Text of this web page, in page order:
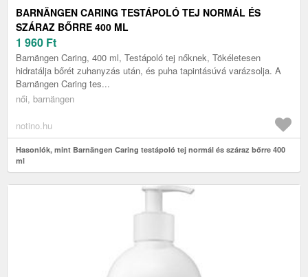
BARNÄNGEN CARING TESTÁPOLÓ TEJ NORMÁL ÉS
SZÁRAZ BŐRRE 400 ML
1 960 Ft
Barnängen Caring, 400 ml, Testápoló tej nőknek, Tökéletesen
hidratálja bőrét zuhanyzás után, és puha tapintásúvá varázsolja. A
Barnängen Caring tes...
női, barnängen
notino.hu
Hasonlók, mint Barnängen Caring testápoló tej normál és száraz bőrre 400
ml